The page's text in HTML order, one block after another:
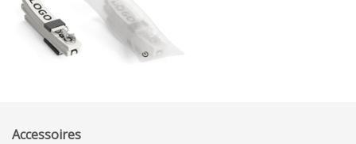
Accessoires